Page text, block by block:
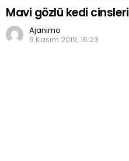
Mavi gözlü kedi cinsleri
Ajanimo
6 Kasım 2019, 16:23